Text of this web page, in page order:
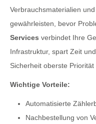
Verbrauchsmaterialien
gewährleisten, bevor
Services verbindet Ihre
Infrastruktur, spart Zeit
Sicherheit oberste Priorität
Wichtige Vorteile:
Automatisierte
Nachbestellung von